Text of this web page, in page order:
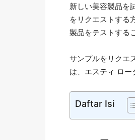
新しい美容製品を
をリクエストする
製品をテストする
サンプルをリクエ
は、エスティ ロー
Daftar Isi